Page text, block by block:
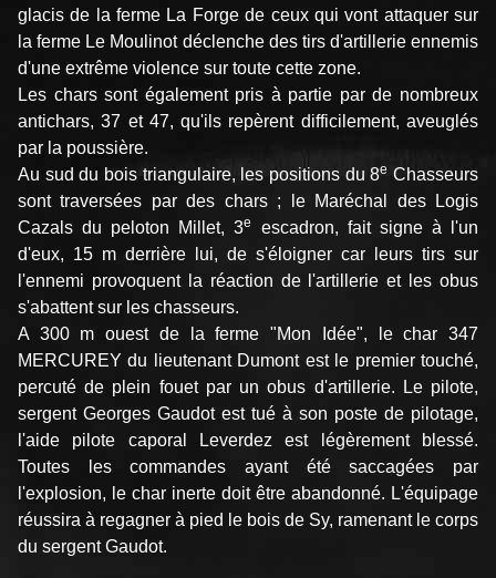
glacis de la ferme La Forge de ceux qui vont attaquer sur
la ferme Le Moulinot déclenche des tirs d'artillerie ennemis
d'une extrême violence sur toute cette zone.
Les chars sont également pris à partie par de nombreux
antichars, 37 et 47, qu'ils repèrent difficilement, aveuglés
par la poussière.
Au sud du bois triangulaire, les positions du 8e Chasseurs
sont traversées par des chars ; le Maréchal des Logis
Cazals du peloton Millet, 3e
escadron, fait signe à l'un
d'eux, 15 m derrière lui, de s'éloigner car leurs tirs sur
l'ennemi provoquent la réaction de l'artillerie et les obus
s'abattent sur les chasseurs.
A 300 m ouest de la ferme "Mon Idée", le char 347
MERCUREY du lieutenant Dumont est le premier touché,
percuté de plein fouet par un obus d'artillerie. Le pilote,
sergent Georges Gaudot est tué à son poste de pilotage,
l'aide pilote caporal Leverdez est légèrement blessé.
Toutes les commandes ayant été saccagées par
l'explosion, le char inerte doit être abandonné. L'équipage
réussira à regagner à pied le bois de Sy, ramenant le corps
du sergent Gaudot.